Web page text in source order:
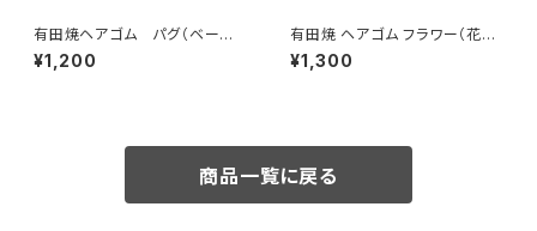
有田焼ヘアゴム パグ（ベージ
ュ× ブラック×ゴールド）
¥1,200
有田焼 ヘアゴム フラワー（花芯
金彩） ホワイト
¥1,300
商品一覧に戻る